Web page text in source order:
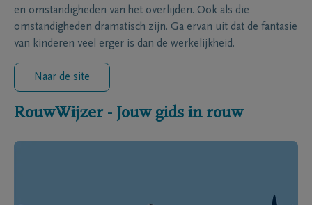
en omstandigheden van het overlijden. Ook als die
omstandigheden dramatisch zijn. Ga ervan uit dat de fantasie
van kinderen veel erger is dan de werkelijkheid.
Naar de site
RouwWijzer - Jouw gids in rouw